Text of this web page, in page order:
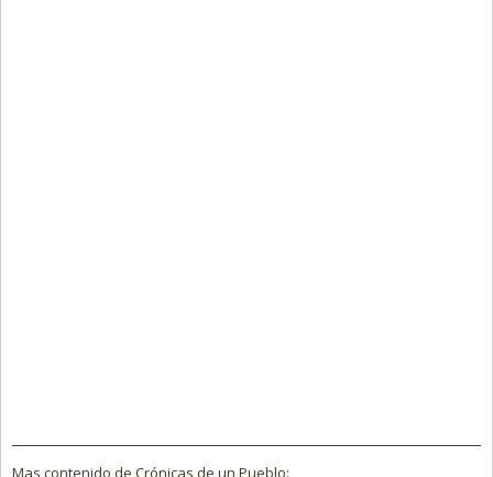
Mas contenido de Crónicas de un Pueblo: